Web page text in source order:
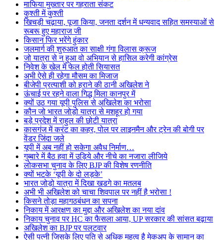
माफिया मुख्तार पर गहराता संकट
कुश्ती में कुश्ती
खिचड़ी चढ़ाया, पूजा किया, जनता दर्शन में धन्यवाद सहित समस्याओं से
रूबरू हुए महाराज जी
किसान फिर भरेंगे हुंकार
जलमार्ग की शुरुआत का साक्षी गंगा विलास क्रूज
जो यात्रा से न हुआ वो अभियान से हासिल करेगी कांग्रेस
निवेश के खेल में फेल होती सियासत
अभी ऐसे ही रहेगा मौसम का मिजाज
बीजेपी प्रत्याशी को हराने की ठानी अखिलेश ने
ऊंचाई पर रहने वाला गिद्ध मिला कानपुर में
क्यों उठ गया यूपी पुलिस से अखिलेश का भरोसा
कौन जो भारत जोड़ो यात्रा से मशहूर हो गया
बड़े प्रदेश में राहुल की छोटी यात्रा
कासगंज में करंट का कहर, पोल पर लाइनमैन और ट्रेन की बोगी पर
वेंडर जिंदा जले
यूपी में अब नहीं हो सकेगा अवैध निर्माण…
गुब्बारे में बैठ हवा में उड़िये और नीचे का नजारा लीजिये
लोकसभा चुनाव के लिए BJP की विशेष रणनीति
क्यों भटके ‘यूपी के दो लड़के’
भारत जोड़ो यात्रा में दिखा खडगे का मतलब
अभी भी अखिलेश को चाचा शिवपाल पर नहीं है भरोसा !
किसने तोड़ा महागठबंधन का सपना
निकाय में आरक्षण का मुद्दा और अखिलेश का नया दांव
निकाय चुनाव पर HC का फैसला आया, UP सरकार की सांसत बढ़ाया
अखिलेश का BJP पर पलटवार
ऐसी पत्नी जिसके लिए पति से अधिक महत्व है मेकअप के सामान का